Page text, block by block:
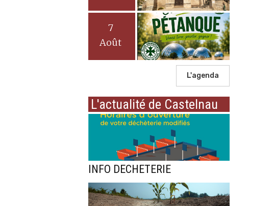
7
Août
L'agenda
L'actualité de Castelnau
INFO DECHETERIE